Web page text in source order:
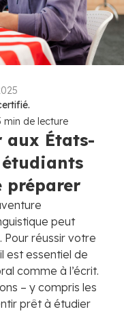
min de lecture
aux États-
étudiants
préparer
peut
réussir votre
est essentiel de
comme à l’écrit.
– y compris les
prêt à étudier